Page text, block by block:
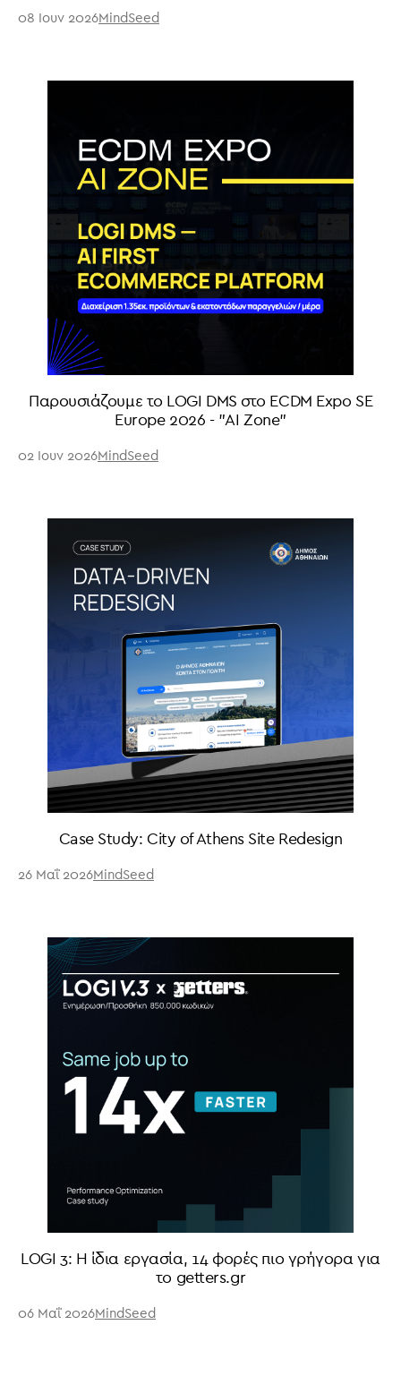
08 Ιουν 2026MindSeed
Παρουσιάζουμε το LOGI DMS στο ECDM Expo SE
Europe 2026 - "ΑΙ Zone"
02 Ιουν 2026MindSeed
Case Study: City of Athens Site Redesign
26 Μαΐ 2026MindSeed
LOGI 3: Η ίδια εργασία, 14 φορές πιο γρήγορα για
το getters.gr
06 Μαΐ 2026MindSeed